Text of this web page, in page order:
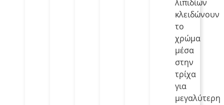
λιπιδίων
κλειδώνουν
το
χρώμα
μέσα
στην
τρίχα
για
μεγαλύτερη